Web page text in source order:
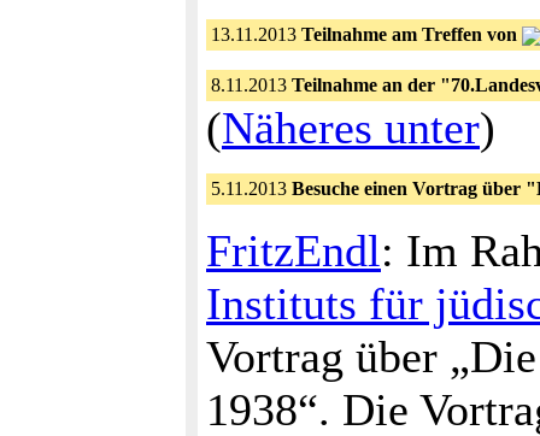
13.11.2013 Teilnahme am Treffen von
8.11.2013 Teilnahme an der
(Näheres unter)
5.11.2013 Besuche einen Vortrag über
FritzEndl: Im
Instituts für
Vortrag über
1938“. Die